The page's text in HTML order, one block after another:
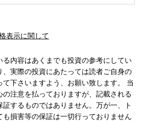
表示に関して
る内容はあくまでも投資の参考にしてい
、実際の投資にあたっては読者ご自身の
下さいますよう、お願い致します。 当
注意を払っておりますが、記載される
するものではありません。万が一、ト
も損害等の保証は一切行っておりません